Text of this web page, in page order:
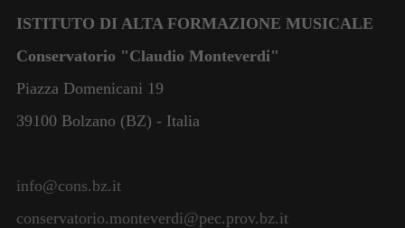
ISTITUTO DI ALTA FORMAZIONE MUSICALE
Conservatorio "Claudio Monteverdi"
Piazza Domenicani 19
39100 Bolzano (BZ) - Italia
info@cons.bz.it
conservatorio.monteverdi@pec.prov.bz.it